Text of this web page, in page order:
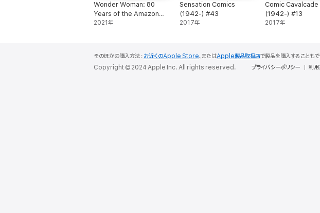
Wonder Woman: 80
Years of the Amazon
Warrior The Deluxe
2021年
Sensation Comics
(1942-) #43
2017年
Comic Cavalcade
(1942-) #13
2017年
そのほかの購入方法： お近くのApple Store、またはApple製品取扱店で製品を購入すること
Copyright © 2024 Apple Inc. All rights reserved. プライバシーポリシー 利用